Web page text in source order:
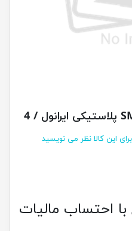
این کالا نظر می نویسید